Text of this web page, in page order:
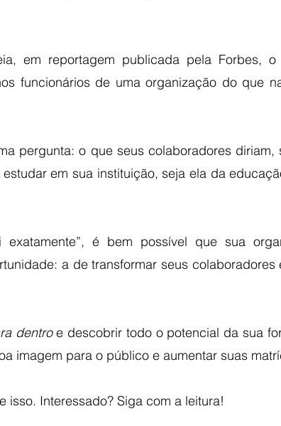
em reportagem publicada pela Forbes, o
funcionários de uma organização do que
pergunta: o que seus colaboradores diriam,
em sua instituição, seja ela da
é bem possível que sua
a de transformar seus colaboradores
dentro e descobrir todo o potencial da sua
imagem para o público e aumentar suas
isso. Interessado? Siga com a leitura!